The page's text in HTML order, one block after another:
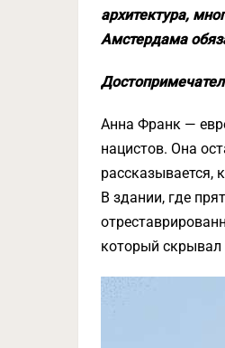
архитектура,
Амстердама
Анна Франк —
нацистов. Она
рассказывается,
В здании, где
который скрывал